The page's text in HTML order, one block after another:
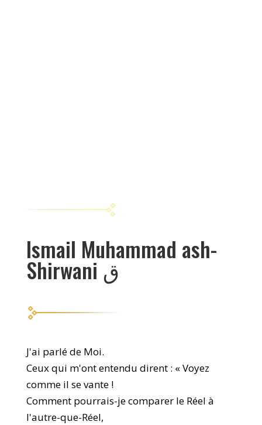
Ismail Muhammad ash-
Shirwani ق
J'ai parlé de Moi.
Ceux qui m'ont entendu dirent : « Voyez
comme il se vante !
Comment pourrais-je comparer le Réel à
l'autre-que-Réel,